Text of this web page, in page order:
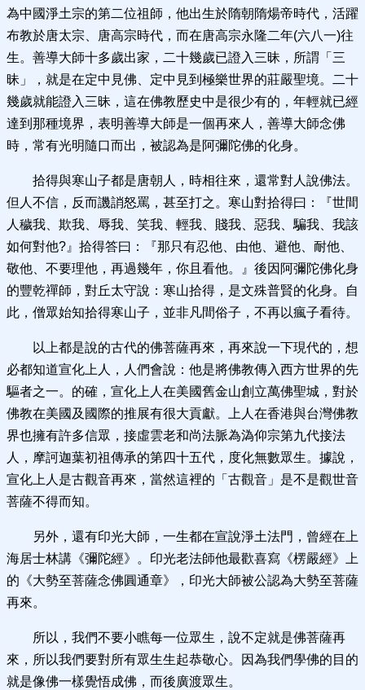
為中國淨土宗的第二位祖師，他出生於隋朝隋煬帝時代，活躍
布教於唐太宗、唐高宗時代，而在唐高宗永隆二年(六八一)往
生。善導大師十多歲出家，二十幾歲已證入三昧，所謂「三
昧」，就是在定中見佛、定中見到極樂世界的莊嚴聖境。二十
幾歲就能證入三昧，這在佛教歷史中是很少有的，年輕就已經
達到那種境界，表明善導大師是一個再來人，善導大師念佛
時，常有光明隨口而出，被認為是阿彌陀佛的化身。
拾得與寒山子都是唐朝人，時相往來，還常對人說佛法。
但人不信，反而譏誚怒罵，甚至打之。寒山對拾得曰：『世間
人穢我、欺我、辱我、笑我、輕我、賤我、惡我、騙我、我該
如何對他?』拾得答曰：『那只有忍他、由他、避他、耐他、
敬他、不要理他，再過幾年，你且看他。』後因阿彌陀佛化身
的豐乾禪師，對丘太守說：寒山拾得，是文殊普賢的化身。自
此，僧眾始知拾得寒山子，並非凡間俗子，不再以瘋子看待。
以上都是說的古代的佛菩薩再來，再來說一下現代的，想
必都知道宣化上人，人們會說：他是將佛教傳入西方世界的先
驅者之一。的確，宣化上人在美國舊金山創立萬佛聖城，對於
佛教在美國及國際的推展有很大貢獻。上人在香港與台灣佛教
界也擁有許多信眾，接虛雲老和尚法脈為溈仰宗第九代接法
人，摩訶迦葉初祖傳承的第四十五代，度化無數眾生。據說，
宣化上人是古觀音再來，當然這裡的「古觀音」是不是觀世音
菩薩不得而知。
另外，還有印光大師，一生都在宣說淨土法門，曾經在上
海居士林講《彌陀經》。印光老法師他最歡喜寫《楞嚴經》上
的《大勢至菩薩念佛圓通章》，印光大師被公認為大勢至菩薩
再來。
所以，我們不要小瞧每一位眾生，說不定就是佛菩薩再
來，所以我們要對所有眾生生起恭敬心。因為我們學佛的目的
就是像佛一樣覺悟成佛，而後廣渡眾生。